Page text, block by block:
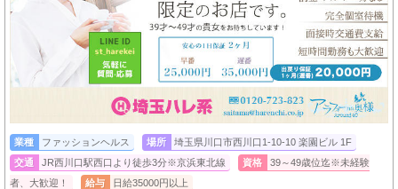
業種 ファッションヘルス 場所
埼玉県川口市西川口1-10-10 楽園ビル 1F
交通
JR西川口駅西口より徒歩3分※京浜東北線 資格
39～49歳位迄※未経験
者、大歓迎！
給与 日給35000円以上